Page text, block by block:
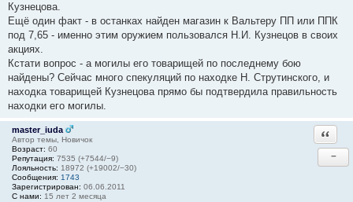
Кузнецова.
Ещё один факт - в останках найден магазин к Вальтеру ПП или ППК
под 7,65 - именно этим оружием пользовался Н.И. Кузнецов в своих
акциях.
Кстати вопрос - а могилы его товарищей по последнему бою
найдены? Сейчас много спекуляций по находке Н. Струтинского, и
находка товарищей Кузнецова прямо бы подтвердила правильность
находки его могилы.
master_iuda
Автор темы, Новичок
Возраст: 60
Репутация: 7535 (+7544/−9)
Лояльность: 18972 (+19002/−30)
Сообщения: 1743
Зарегистрирован: 06.06.2011
С нами: 15 лет 2 месяца
−